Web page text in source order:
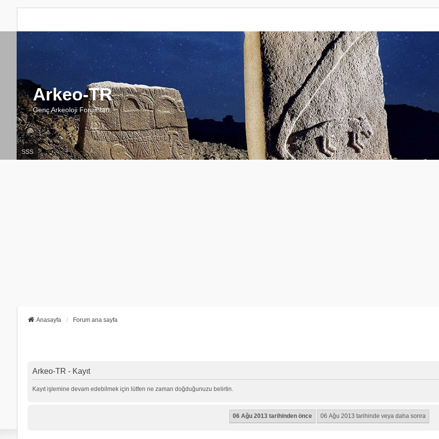
Arkeo-TR
Genç Arkeoloji Forumları
SSS
Anasayfa Forum ana sayfa
Arkeo-TR - Kayıt
Kayıt işlemine devam edebilmek için lütfen ne zaman doğduğunuzu belirtin.